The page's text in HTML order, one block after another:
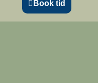
Book tid